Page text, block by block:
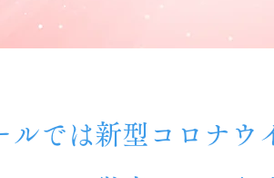
ルでは新型コロナウ